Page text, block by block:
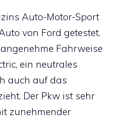
Auto-Motor-Sport
von Ford getestet.
Fahrweise
ein neutrales
auch auf das
Der Pkw ist sehr
zunehmender